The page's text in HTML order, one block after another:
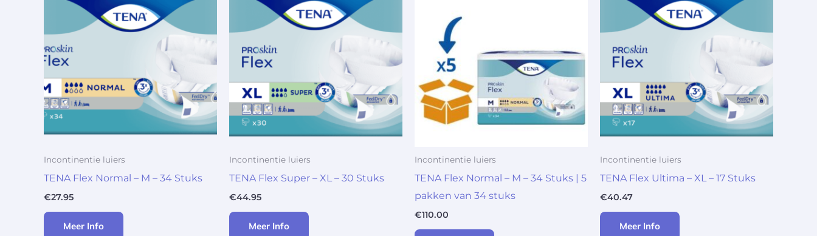
Incontinentie luiers
TENA Flex Normal – M – 34 Stuks
€27.95
Meer Info
Incontinentie luiers
TENA Flex Super – XL – 30 Stuks
€44.95
Meer Info
Incontinentie luiers
TENA Flex Normal – M – 34 Stuks | 5
pakken van 34 stuks
€110.00
Incontinentie luiers
TENA Flex Ultima – XL – 17 Stuks
€40.47
Meer Info